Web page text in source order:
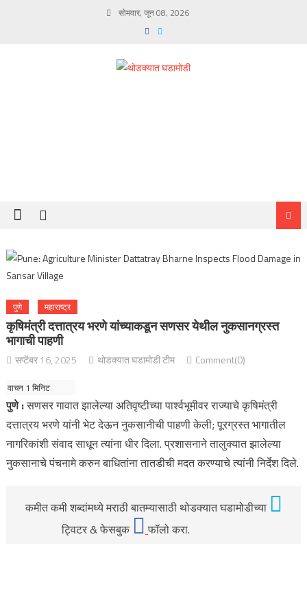
सोमवार, जून 08, 2026
पुणे महाराष्ट्र
कृषिमंत्री दत्तात्रय भरणे यांच्याकडून सणसर येथील नुकसानग्रस्त
भागाची पाहणी
सप्टेंबर 16, 2025 थोडक्यात घडामोडी टीम Comment(0)
पुणे :सणसर गावात झालेल्या अतिवृष्टीच्या पार्श्वभूमीवर राज्याचे कृषिमंत्री
दत्तात्रय भरणे यांनी भेट देऊन नुकसानीची पाहणी केली; पूरग्रस्त भागातील
नागरिकांशी संवाद साधून त्यांना धीर दिला. प्रशासनाने तालुक्यात झालेल्या
नुकसानाचे पंचनामे करुन बाधितांना तातडीची मदत करण्याचे त्यांनी निर्देश दिले.
कमीत कमी शब्दांमध्ये मराठी बातम्यासाठी थोडक्यात घडामोडीच्या
ट्विटर & फेसबुक
फॉलो करा.